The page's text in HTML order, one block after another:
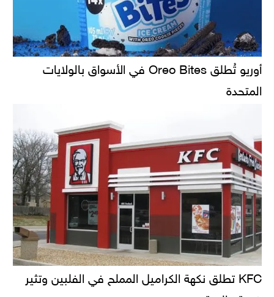
أوريو تُطلق Oreo Bites في الأسواق بالولايات
المتحدة
KFC تطلق نكهة الكراميل المملح في الفلبين وتثير